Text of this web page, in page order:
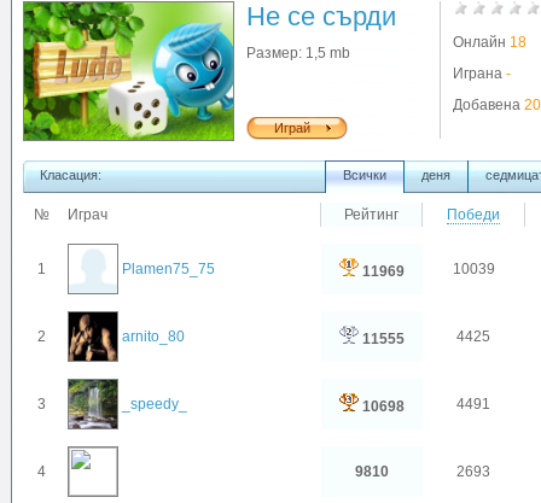
Не се сърди
човече
Размер: 1,5 mb
Играй
Онлайн 18
Играна -
Добавена
Класация: Всички деня
№ Играч Рейтинг Победи
1 Plamen75_75 11969 10039
2 arnito_80 11555 4425
3 _speedy_ 10698 4491
4 9810 2693